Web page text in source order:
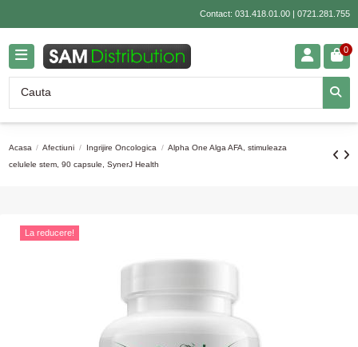
Contact: 031.418.01.00| 0721.281.755
0
Acasa Afectiuni Ingrijire Oncologica
Alpha One Alga AFA, stimuleaza
celulele stem, 90 capsule, SynerJ Health
La reducere!